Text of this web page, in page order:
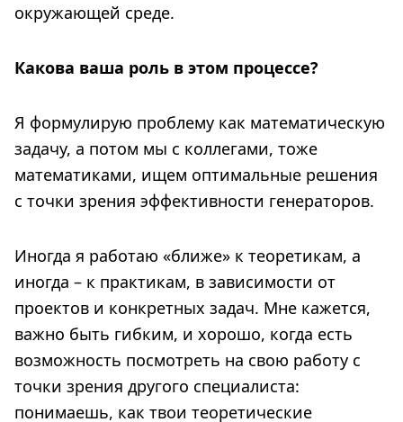
окружающей среде.
Какова ваша роль в этом процессе?
Я формулирую проблему как математическую
задачу, а потом мы с коллегами, тоже
математиками, ищем оптимальные решения
с точки зрения эффективности генераторов.
Иногда я работаю «ближе» к теоретикам, а
иногда – к практикам, в зависимости от
проектов и конкретных задач. Мне кажется,
важно быть гибким, и хорошо, когда есть
возможность посмотреть на свою работу с
точки зрения другого специалиста:
понимаешь, как твои теоретические